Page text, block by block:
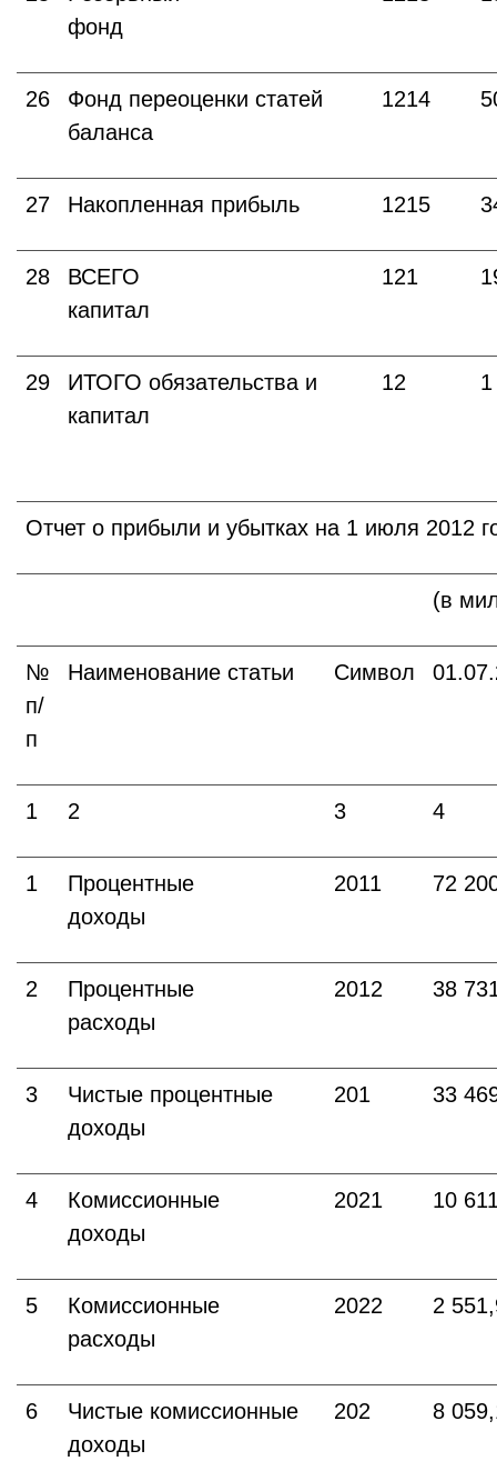
фонд
26
Фонд переоценки статей
баланса
1214
27 Накопленная прибыль 1215
28
ВСЕГО
капитал
121
29
ИТОГО обязательства и
капитал
12
Отчет о прибыли и убытках на 1 июля 2012
(в
№
п/
п
Наименование статьи Символ
1 2 3 4
1
Процентные
доходы
2011 72
2
Процентные
расходы
2012 38
3
Чистые процентные
доходы
201 33
4
Комиссионные
доходы
2021 10
5
Комиссионные
расходы
2022 2
6
Чистые комиссионные
доходы
202 8